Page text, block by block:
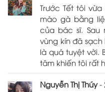
Trước Tết tôi
mào gà bằng
của bác sĩ. Sau
vùng kín đã sạch
là quá tuyệt vời.
tâm khiến tôi rất
Nguyễn Thị Thúy-